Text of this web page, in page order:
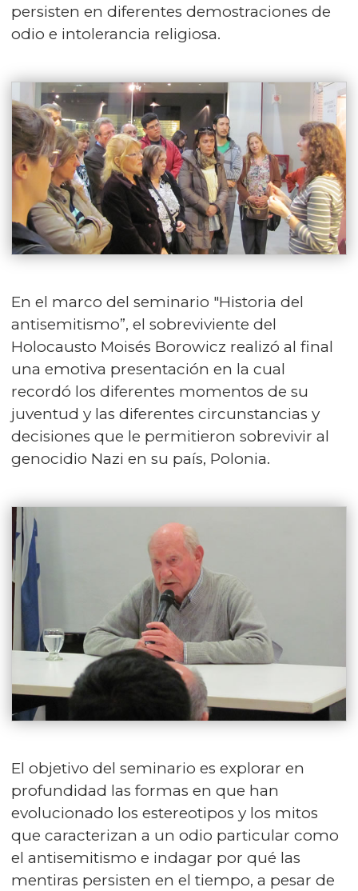
persisten en diferentes demostraciones de
odio e intolerancia religiosa.
En el marco del seminario "Historia del
antisemitismo”, el sobreviviente del
Holocausto Moisés Borowicz realizó al final
una emotiva presentación en la cual
recordó los diferentes momentos de su
juventud y las diferentes circunstancias y
decisiones que le permitieron sobrevivir al
genocidio Nazi en su país, Polonia.
El objetivo del seminario es explorar en
profundidad las formas en que han
evolucionado los estereotipos y los mitos
que caracterizan a un odio particular como
el antisemitismo e indagar por qué las
mentiras persisten en el tiempo, a pesar de